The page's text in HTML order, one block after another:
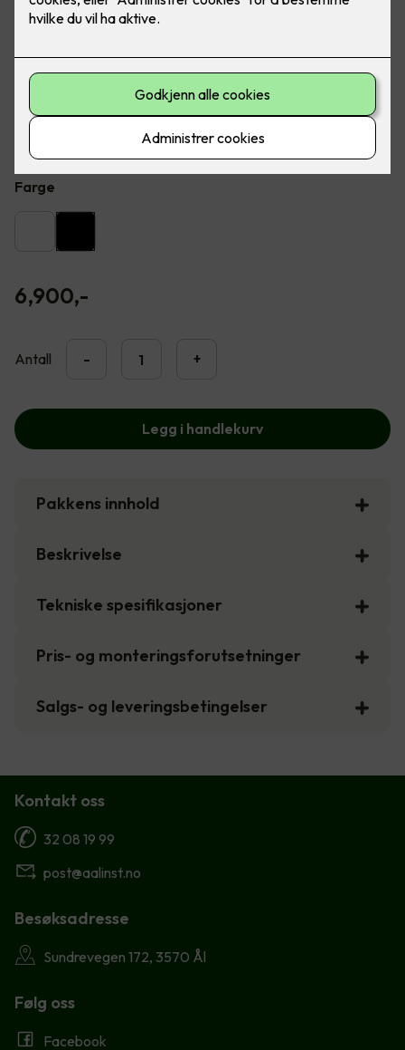
Ferdig montert - Junistar ECO 2700 m/ LED
Flott LED downlight med 42 graders spredning og 30
graders vipp i to retninger til innendørs bruke, inkl. LED
dimmer. Inkludert montering.
Farge
6,900,-
Antall - +
Legg i handlekurv
Pakkens innhold
Beskrivelse
Tekniske spesifikasjoner
Pris- og monteringsforutsetninger
Salgs- og leveringsbetingelser
Kontakt oss
32 08 19 99
post@aalinst.no
Besøksadresse
Sundrevegen 172, 3570 Ål
Følg oss
Facebook